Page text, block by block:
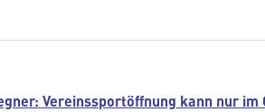
Vereinssportöffnung kann nur